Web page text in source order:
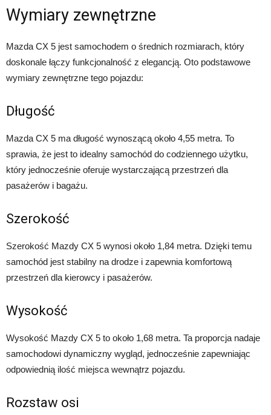
Wymiary zewnętrzne
Mazda CX 5 jest samochodem o średnich rozmiarach, który
doskonale łączy funkcjonalność z elegancją. Oto podstawowe
wymiary zewnętrzne tego pojazdu:
Długość
Mazda CX 5 ma długość wynoszącą około 4,55 metra. To
sprawia, że jest to idealny samochód do codziennego użytku,
który jednocześnie oferuje wystarczającą przestrzeń dla
pasażerów i bagażu.
Szerokość
Szerokość Mazdy CX 5 wynosi około 1,84 metra. Dzięki temu
samochód jest stabilny na drodze i zapewnia komfortową
przestrzeń dla kierowcy i pasażerów.
Wysokość
Wysokość Mazdy CX 5 to około 1,68 metra. Ta proporcja nadaje
samochodowi dynamiczny wygląd, jednocześnie zapewniając
odpowiednią ilość miejsca wewnątrz pojazdu.
Rozstaw osi